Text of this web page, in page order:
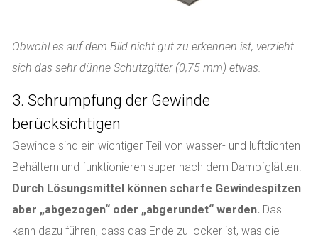
Obwohl es auf dem Bild nicht gut zu erkennen ist, verzieht
sich das sehr dünne Schutzgitter (0,75 mm) etwas.
3. Schrumpfung der Gewinde
berücksichtigen
Gewinde sind ein wichtiger Teil von wasser- und luftdichten
Behältern und funktionieren super nach dem Dampfglätten.
Durch Lösungsmittel können scharfe Gewindespitzen
aber „abgezogen“ oder „abgerundet“ werden. Das
kann dazu führen, dass das Ende zu locker ist, was die